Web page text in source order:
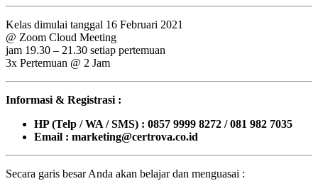
Kelas dimulai tanggal 16 Februari 2021
@ Zoom Cloud Meeting
jam 19.30 – 21.30 setiap pertemuan
3x Pertemuan @ 2 Jam
Informasi & Registrasi :
HP (Telp / WA / SMS) : 0857 9999 8272 / 081 982 7035
Email : marketing@certrova.co.id
Secara garis besar Anda akan belajar dan menguasai :